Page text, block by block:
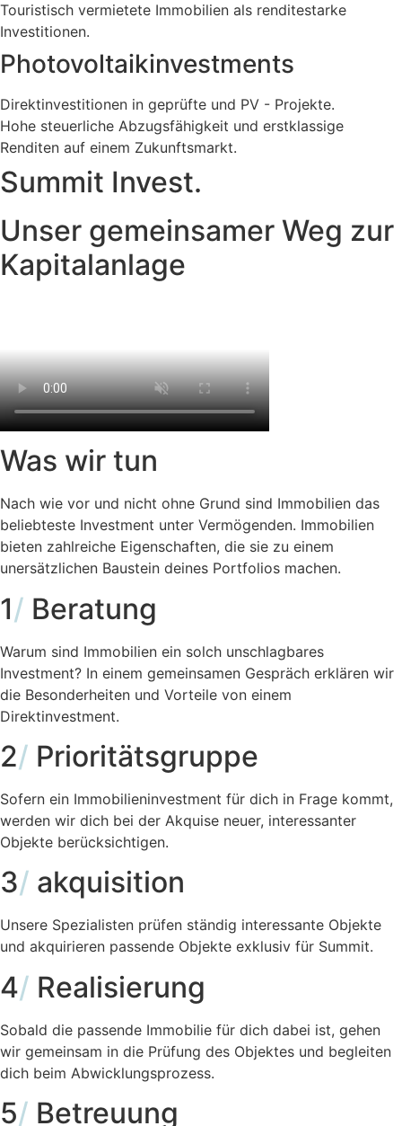
Touristisch vermietete Immobilien als renditestarke
Investitionen.
Photovoltaikinvestments
Direktinvestitionen in geprüfte und PV - Projekte.
Hohe steuerliche Abzugsfähigkeit und erstklassige
Renditen auf einem Zukunftsmarkt.
Summit Invest.
Unser gemeinsamer Weg zur
Kapitalanlage
Was wir tun
Nach wie vor und nicht ohne Grund sind Immobilien das
beliebteste Investment unter Vermögenden. Immobilien
bieten zahlreiche Eigenschaften, die sie zu einem
unersätzlichen Baustein deines Portfolios machen.
1/ Beratung
Warum sind Immobilien ein solch unschlagbares
Investment? In einem gemeinsamen Gespräch erklären wir
die Besonderheiten und Vorteile von einem
Direktinvestment.
2/ Prioritätsgruppe
Sofern ein Immobilieninvestment für dich in Frage kommt,
werden wir dich bei der Akquise neuer, interessanter
Objekte berücksichtigen.
3/ akquisition
Unsere Spezialisten prüfen ständig interessante Objekte
und akquirieren passende Objekte exklusiv für Summit.
4/ Realisierung
Sobald die passende Immobilie für dich dabei ist, gehen
wir gemeinsam in die Prüfung des Objektes und begleiten
dich beim Abwicklungsprozess.
5/ Betreuung